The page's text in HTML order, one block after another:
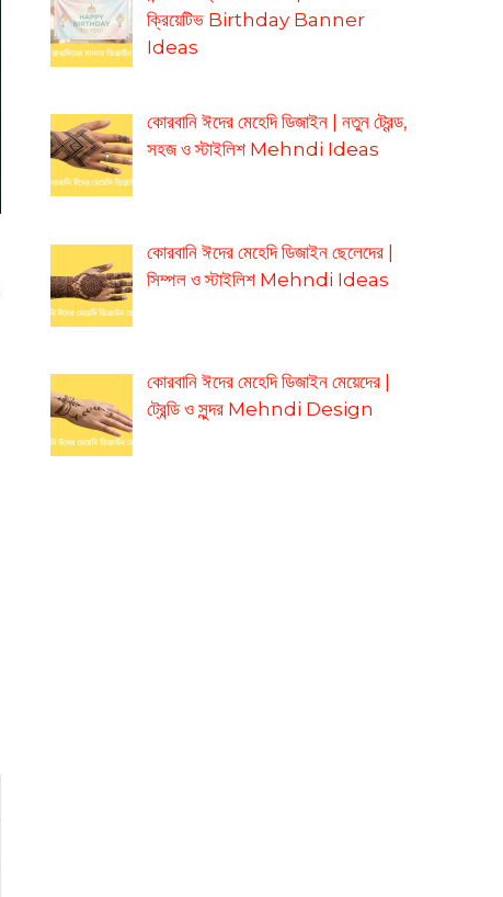
ক্রিয়েটিভ Birthday Banner
Ideas
কোরবানি ঈদের মেহেদি ডিজাইন | নতুন ট্রেন্ড,
সহজ ও স্টাইলিশ Mehndi Ideas
কোরবানি ঈদের মেহেদি ডিজাইন ছেলেদের |
সিম্পল ও স্টাইলিশ Mehndi Ideas
কোরবানি ঈদের মেহেদি ডিজাইন মেয়েদের |
ট্রেন্ডি ও সুন্দর Mehndi Design